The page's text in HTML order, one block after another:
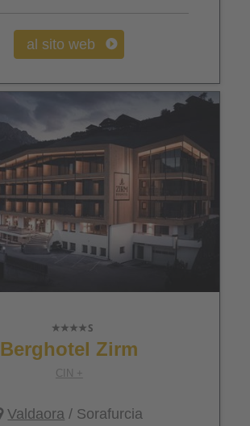
al sito web
Berghotel Zirm
CIN +
Valdaora / Sorafurcia